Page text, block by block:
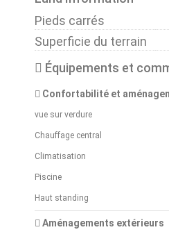
Pieds carrés
Superficie du terrain
Équipements et
Confortabilité et
vue sur verdure
Chauffage central
Climatisation
Piscine
Haut standing
Aménagements extérieurs